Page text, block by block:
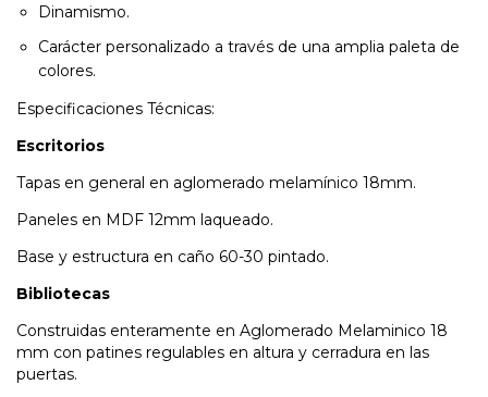
Dinamismo.
Carácter personalizado a través de una amplia paleta de
colores.
Especificaciones Técnicas:
Escritorios
Tapas en general en aglomerado melamínico 18mm.
Paneles en MDF 12mm laqueado.
Base y estructura en caño 60-30 pintado.
Bibliotecas
Construidas enteramente en Aglomerado Melaminico 18
mm con patines regulables en altura y cerradura en las
puertas.